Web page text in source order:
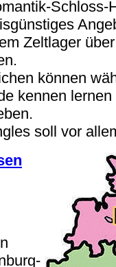
Schloss-
Zeltlager
können
kennen
soll vor